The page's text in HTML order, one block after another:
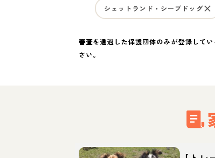
シェットランド・シープドッグ
審査を通過した保護団体のみが登録して
さい。